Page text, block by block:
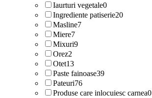
Iaurturi vegetale0
Ingrediente patiserie20
Masline7
Miere7
Mixuri9
Orez2
Otet13
Paste fainoase39
Pateuri76
Produse care inlocuiesc carnea0